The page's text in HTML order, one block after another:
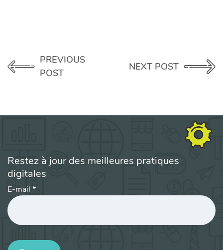
PREVIOUS
POST
NEXT POST
Restez à jour des meilleures pratiques
digitales
E-mail *